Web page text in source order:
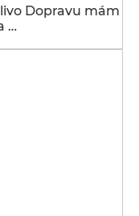
Dopravu mám
…